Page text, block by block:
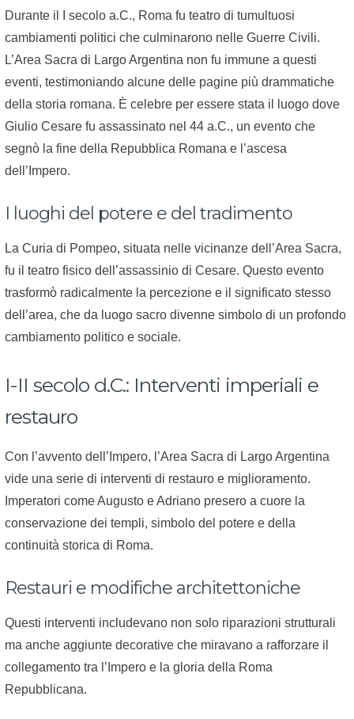
Durante il I secolo a.C., Roma fu teatro di tumultuosi
cambiamenti politici che culminarono nelle Guerre Civili.
L’Area Sacra di Largo Argentina non fu immune a questi
eventi, testimoniando alcune delle pagine più drammatiche
della storia romana. È celebre per essere stata il luogo dove
Giulio Cesare fu assassinato nel 44 a.C., un evento che
segnò la fine della Repubblica Romana e l’ascesa
dell’Impero.
I luoghi del potere e del tradimento
La Curia di Pompeo, situata nelle vicinanze dell’Area Sacra,
fu il teatro fisico dell’assassinio di Cesare. Questo evento
trasformò radicalmente la percezione e il significato stesso
dell’area, che da luogo sacro divenne simbolo di un profondo
cambiamento politico e sociale.
I-II secolo d.C.: Interventi imperiali e
restauro
Con l’avvento dell’Impero, l’Area Sacra di Largo Argentina
vide una serie di interventi di restauro e miglioramento.
Imperatori come Augusto e Adriano presero a cuore la
conservazione dei templi, simbolo del potere e della
continuità storica di Roma.
Restauri e modifiche architettoniche
Questi interventi includevano non solo riparazioni strutturali
ma anche aggiunte decorative che miravano a rafforzare il
collegamento tra l’Impero e la gloria della Roma
Repubblicana.